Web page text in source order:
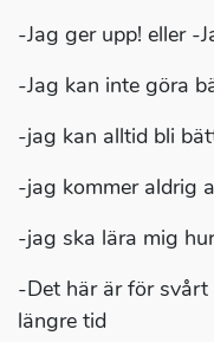
-Jag ger upp! eller -
-Jag kan inte göra
-jag kan alltid bli
-jag kommer aldrig
-jag ska lära mig
-Det här är för
längre tid